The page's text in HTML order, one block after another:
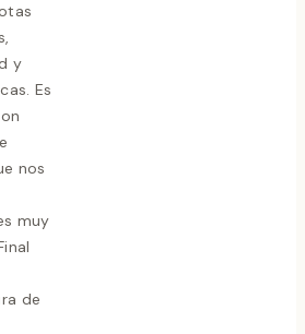
y
Es
nos
muy
de